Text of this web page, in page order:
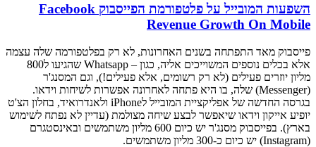
השפעות המובייל על פלטפורמת הפייסבוק Facebook
Revenue Growth On Mobile
פייסבוק מאד התפתחה בשנים האחרונות, לא רק בפלטפורמה שלה עצמה
אלא בכלים נוספים המשוייכים אליה, כגון – Whatsapp שהגיעו ל800
מליון יוזרים פעילים (לא רק רשומים, אלא פעילים!), וגם המסנג'ר
(Messenger) שלה, בו היא פתחה לאחרונה אפשרות לשיחות וידאו.
בגרסה החדשה של אפליקציית המובייל לiPhone ולאנדרואיד, בחלון הצ'ט
יופיע אייקון וידאו שיאפשר לבצע שיחה מצולמת (עדיין לא נפתח לשימוש
בארץ). בפייסבוק מסנג'ר יש כיום 600 מליון משתמשים ובאינסטגרם
(Instagram) יש כיום כ-300 מליון משתמשים.